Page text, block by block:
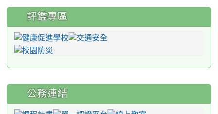
評鑑專區
公務連結